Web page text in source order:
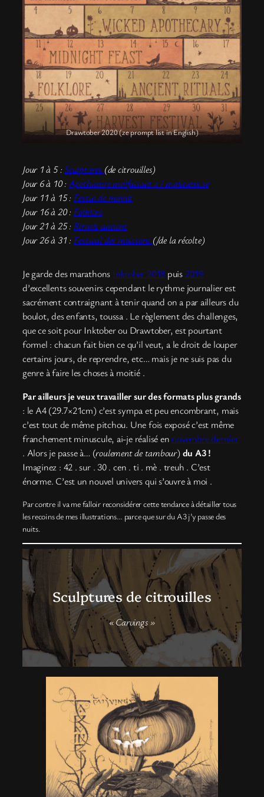
Drawtober 2020 (ze prompt list in English)
Jour 1 à 5 :Sculptures (de citrouilles)
Jour 6 à 10 : Apothicaire malfaisant.e / malicieux.se
Jour 11 à 15 : Festin de minuit
Jour 16 à 20 : Folklore
Jour 21 à 25 : Rituels anciens
Jour 26 à 31 : Festival des moissons (/de la récolte)
Je garde des marathons Inktober 2018 puis 2019
d’excellents souvenirs cependant le rythme journalier est
sacrément contraignant à tenir quand on a par ailleurs du
boulot, des enfants, toussa . Le règlement des challenges,
que ce soit pour Inktober ou Drawtober, est pourtant
formel : chacun fait bien ce qu’il veut, a le droit de louper
certains jours, de reprendre, etc… mais je ne suis pas du
genre à faire les choses à moitié .
Par ailleurs je veux travailler sur des formats plus grands
: le A4 (29.7×21cm) c’est sympa et peu encombrant, mais
c’est tout de même pitchou. Une fois exposé c’est même
franchement minuscule, ai-je réalisé en novembre dernier
. Alors je passe à… (roulement de tambour)du A3 !
Imaginez : 42 . sur . 30 . cen . ti . mè . treuh . C’est
énorme. C’est un nouvel univers qui s’ouvre à moi .
Par contre il va me falloir reconsidérer cette tendance à détailler tous
les recoins de mes illustrations… parce que sur du A3 j’y passe des
nuits.
Sculptures de citrouilles
« Carvings »